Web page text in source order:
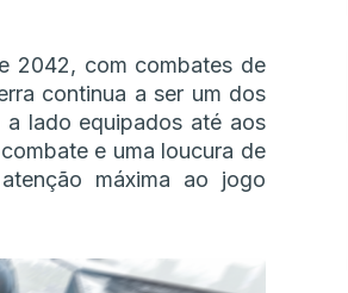
2042, com combates de
continua a ser um dos
lado equipados até aos
e uma loucura de
máxima ao jogo